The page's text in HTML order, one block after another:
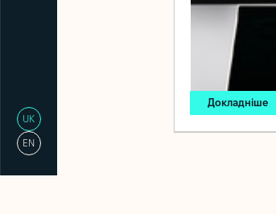
UK
EN
Докладніше